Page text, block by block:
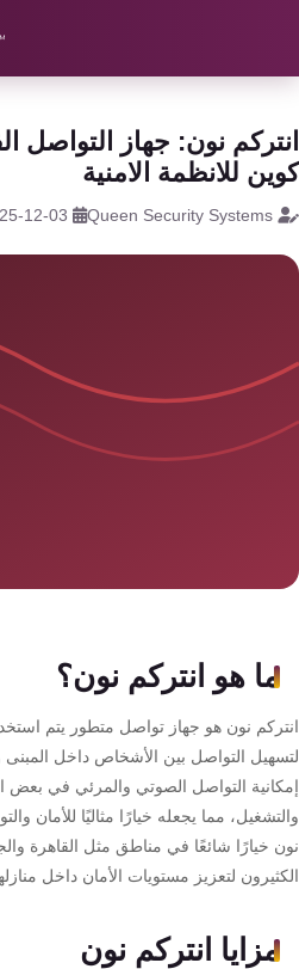
من نحن
نون: جهاز التواصل
للانظمة الامنية
Queen Security Systems
2025-12-03
ما هو انتركم نون؟
نون هو جهاز تواصل متطور يتم
التواصل بين الأشخاص داخل المبنى
التواصل الصوتي والمرئي في بعض
مما يجعله خيارًا مثاليًا للأمان
خيارًا شائعًا في مناطق مثل القاهرة
لتعزيز مستويات الأمان داخل
مزايا انتركم نون
كالون
الباب
الذكي
سنترال
سنترال
هوم
سيستم
حلول
أمنية
للشركات
والمصانع
بصمة